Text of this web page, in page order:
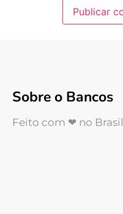
Sobre o Bancos
Feito com ❤ no Brasil